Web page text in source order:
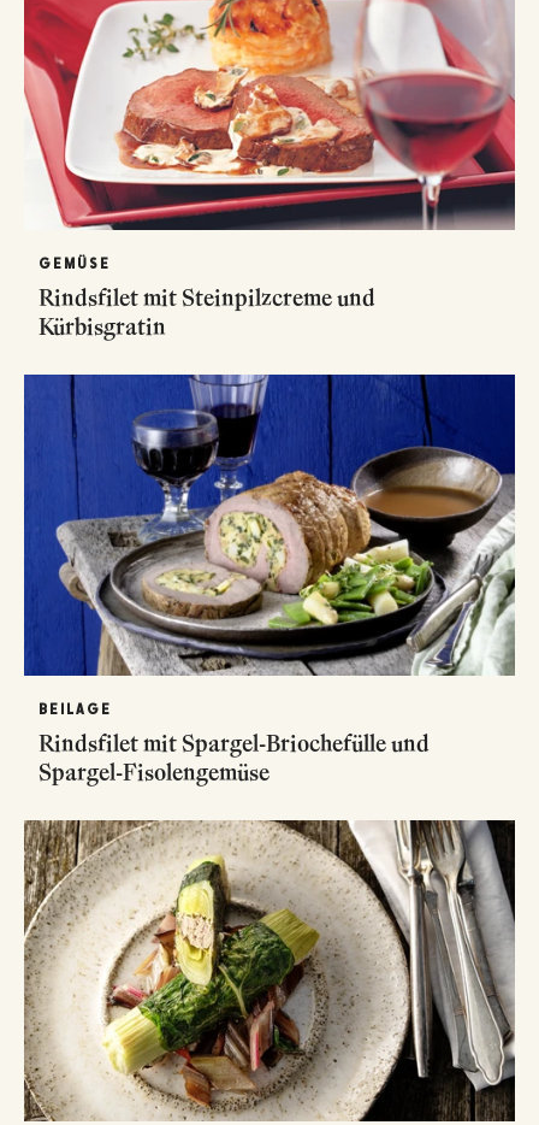
GEMÜSE
Rindsfilet mit Steinpilzcreme und
Kürbisgratin
BEILAGE
Rindsfilet mit Spargel-Briochefülle und
Spargel-Fisolengemüse